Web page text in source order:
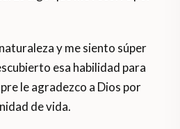
y me siento súper
esa habilidad para
le agradezco a Dios por
de vida.